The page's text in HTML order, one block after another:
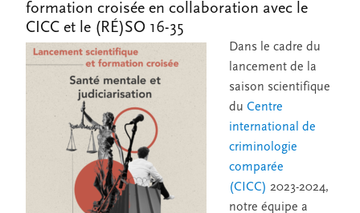
formation croisée en collaboration avec le
CICC et le (RÉ)SO 16-35
Dans le cadre du
lancement de la
saison scientifique
du Centre
international de
criminologie
comparée
(CICC) 2023-2024,
notre équipe a